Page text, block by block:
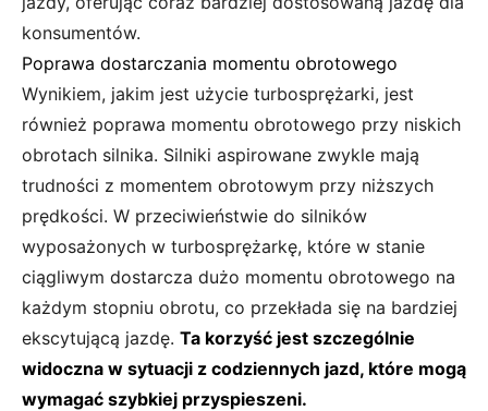
konsumentów.
Poprawa dostarczania momentu obrotowego
Wynikiem, jakim jest użycie turbosprężarki, jest
również poprawa momentu obrotowego przy niskich
obrotach silnika. Silniki aspirowane zwykle mają
trudności z momentem obrotowym przy niższych
prędkości. W przeciwieństwie do silników
wyposażonych w turbosprężarkę, które w stanie
ciągliwym dostarcza dużo momentu obrotowego na
każdym stopniu obrotu, co przekłada się na bardziej
ekscytującą jazdę. Ta korzyść jest szczególnie
widoczna w sytuacji z codziennych jazd, które mogą
wymagać szybkiej przyspieszeni.